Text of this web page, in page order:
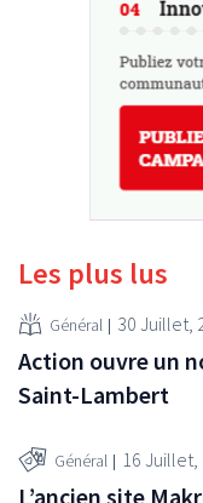
Les plus lus
Général 30 Juillet,
Action ouvre un
Saint-Lambert
Général 16 Juillet,
L’ancien site